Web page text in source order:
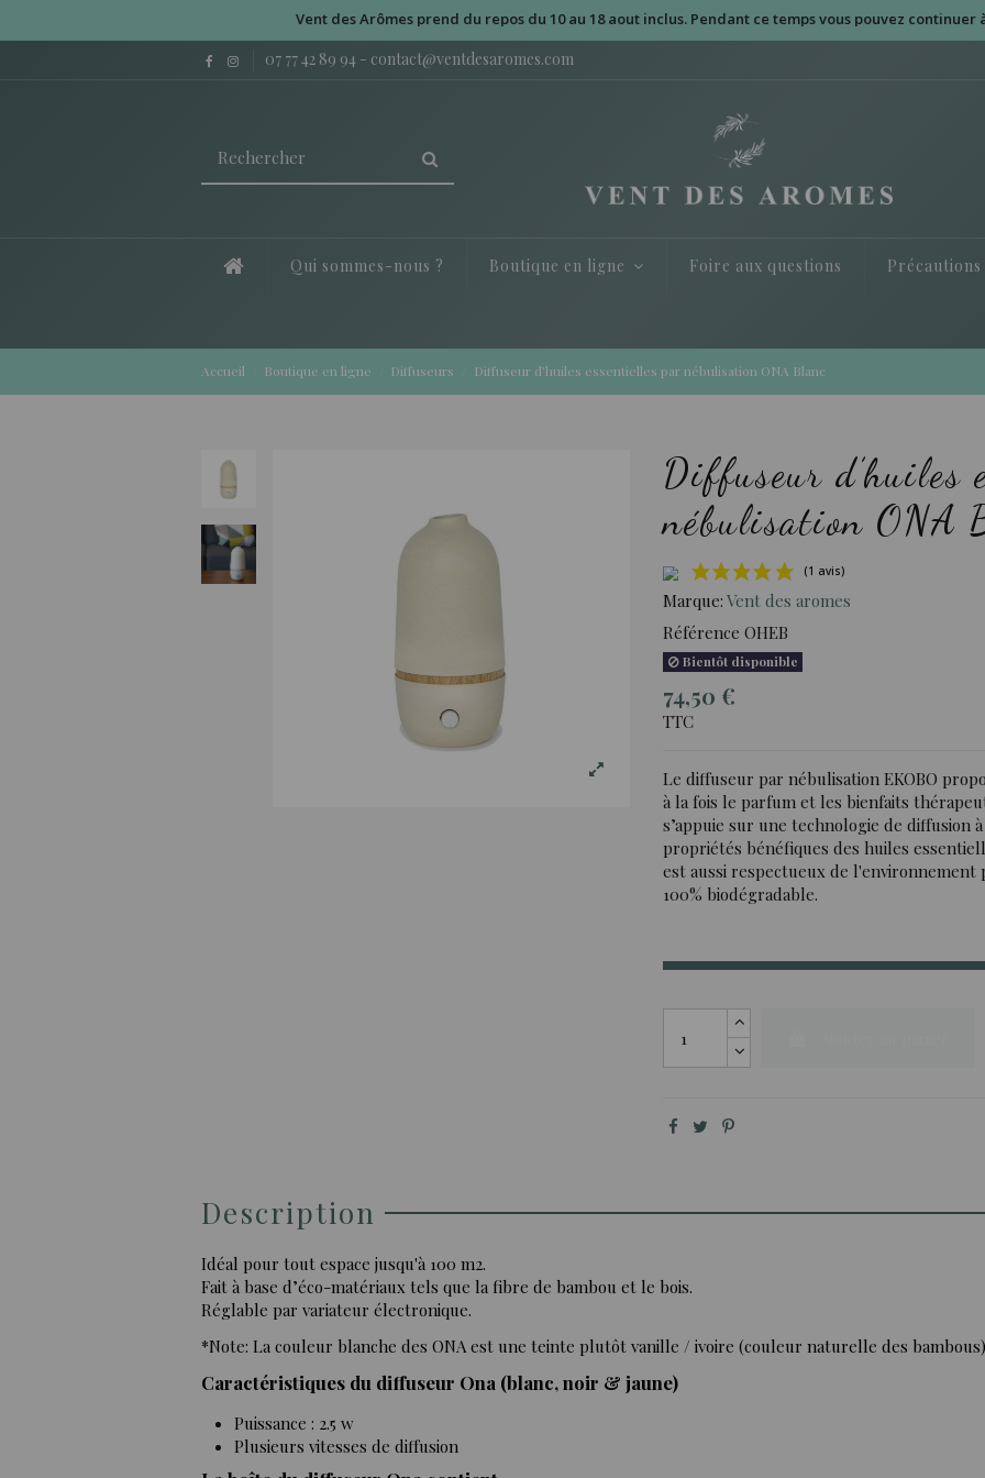
Vent des Arômes prend du repos du 10 au 18 aout inclus. Pendant ce temps vous pouvez continuer à
07 77 42 89 94 - contact@ventdesaromes.com
Qui sommes-nous ? Boutique en ligne Foire aux questions
Accueil Boutique en ligne Diffuseurs Diffuseur d’huiles essentielles par nébulisation ONA Blanc
Diffuseur d’huiles
nébulisation ONA
Marque: Vent des aromes
Référence OHEB
Bientôt disponible
74,50 €
TTC
Le diffuseur par nébulisation EKOBO
à la fois le parfum et les bienfaits
s’appuie sur une technologie de
propriétés bénéfiques des huiles
est aussi respectueux de
100% biodégradable.
Description
Idéal pour tout espace jusqu'à 100 m2.
Fait à base d’éco-matériaux tels que la fibre de bambou et le bois.
Réglable par variateur électronique.
*Note: La couleur blanche des ONA est une teinte plutôt vanille / ivoire (couleur naturelle des
Caractéristiques du diffuseur Ona (blanc, noir & jaune)
Puissance : 2.5 w
Plusieurs vitesses de diffusion